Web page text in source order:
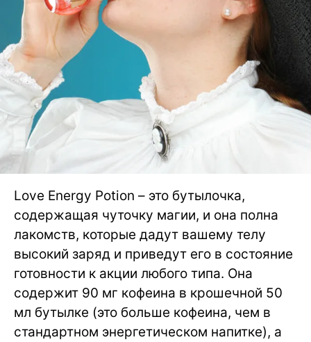
Love Energy Potion – это бутылочка,
содержащая чуточку магии, и она полна
лакомств, которые дадут вашему телу
высокий заряд и приведут его в состояние
готовности к акции любого типа. Она
содержит 90 мг кофеина в крошечной 50
мл бутылке (это больше кофеина, чем в
стандартном энергетическом напитке), а